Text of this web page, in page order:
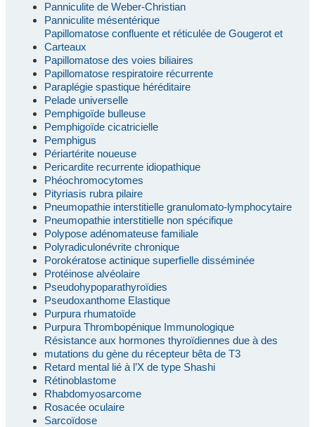
Panniculite de Weber-Christian
Panniculite mésentérique
Papillomatose confluente et réticulée de Gougerot et
Carteaux
Papillomatose des voies biliaires
Papillomatose respiratoire récurrente
Paraplégie spastique héréditaire
Pelade universelle
Pemphigoïde bulleuse
Pemphigoïde cicatricielle
Pemphigus
Périartérite noueuse
Pericardite recurrente idiopathique
Phéochromocytomes
Pityriasis rubra pilaire
Pneumopathie interstitielle granulomato-lymphocytaire
Pneumopathie interstitielle non spécifique
Polypose adénomateuse familiale
Polyradiculonévrite chronique
Porokératose actinique superfielle disséminée
Protéinose alvéolaire
Pseudohypoparathyroïdies
Pseudoxanthome Elastique
Purpura rhumatoïde
Purpura Thrombopénique Immunologique
Résistance aux hormones thyroïdiennes due à des
mutations du gène du récepteur bêta de T3
Retard mental lié à l’X de type Shashi
Rétinoblastome
Rhabdomyosarcome
Rosacée oculaire
Sarcoïdose